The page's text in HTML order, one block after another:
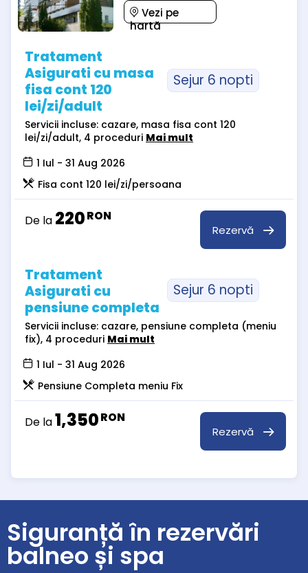
Vezi pe
hartă
Tratament
Asigurati cu masa
fisa cont 120
lei/zi/adult
Sejur 6 nopti
Servicii incluse: cazare, masa fisa cont 120
lei/zi/adult, 4 proceduri Mai mult
1 Iul - 31 Aug 2026
Fisa cont 120 lei/zi/persoana
De la 220RON
Rezervă
Tratament
Asigurati cu
pensiune completa
Sejur 6 nopti
Servicii incluse: cazare, pensiune completa (meniu
fix), 4 proceduri Mai mult
1 Iul - 31 Aug 2026
Pensiune Completa meniu Fix
De la1,350RON
Rezervă
Siguranță în rezervări
balneo și spa